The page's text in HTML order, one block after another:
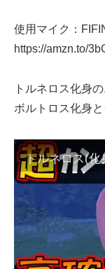
使用マイク：
https://amzn.to/
トルネロス化身
ボルトロス化身